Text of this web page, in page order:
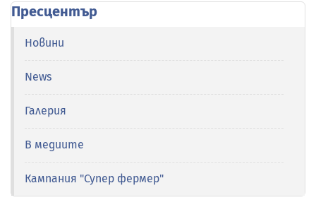
Пресцентър
Новини
News
Галерия
В медиите
Кампания "Супер фермер"